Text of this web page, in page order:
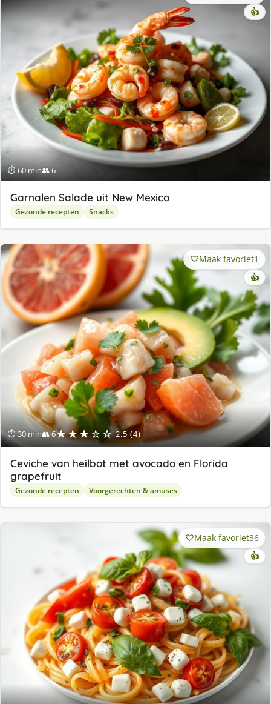
⏱ 60 min👥 6
👍
Garnalen Salade uit New Mexico
Gezonde recepten Snacks
⏱ 30 min👥 6★★★☆☆ 2.5 (4)
Maak favoriet1
👍
Ceviche van heilbot met avocado en Florida
grapefruit
Gezonde recepten Voorgerechten & amuses
Maak favoriet36
👍